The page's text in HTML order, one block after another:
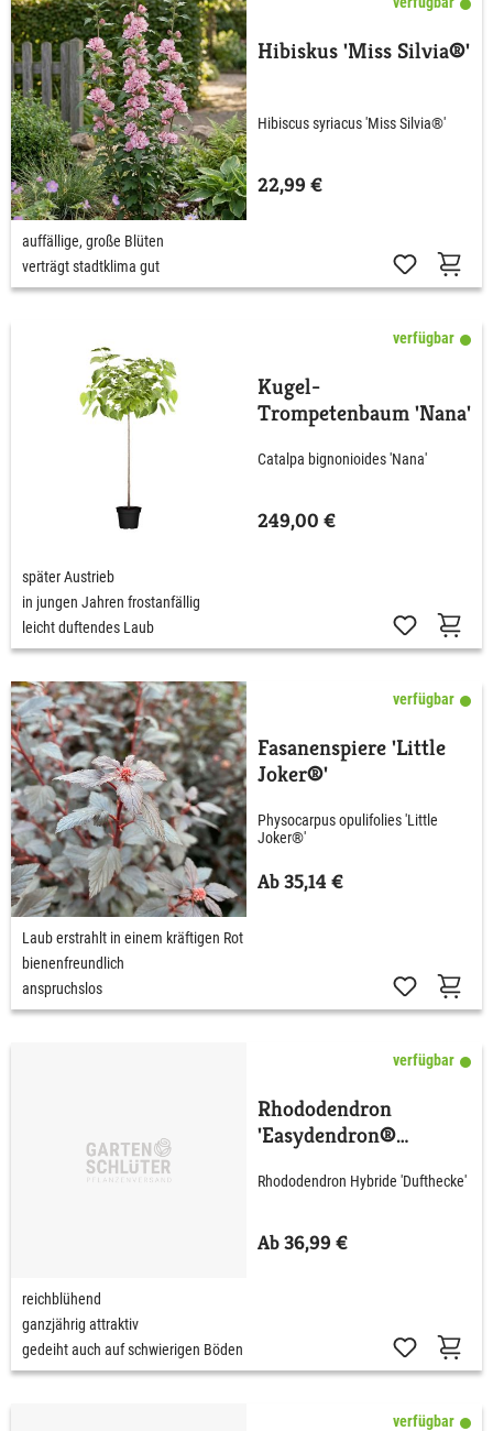
Hibiskus 'Miss Silvia®'
Hibiscus syriacus 'Miss Silvia®'
22,99 €
auffällige, große Blüten
verträgt stadtklima gut
verfügbar
Kugel-
Trompetenbaum 'Nana'
Catalpa bignonioides 'Nana'
249,00 €
später Austrieb
in jungen Jahren frostanfällig
leicht duftendes Laub
verfügbar
Fasanenspiere 'Little
Joker®'
Physocarpus opulifolies 'Little
Joker®'
Ab 35,14 €
Laub erstrahlt in einem kräftigen Rot
bienenfreundlich
anspruchslos
verfügbar
Rhododendron
'Easydendron®
50 cm
Rhododendron Hybride 'Dufthecke'
Ab 36,99 €
reichblühend
ganzjährig attraktiv
gedeiht auch auf schwierigen Böden
verfügbar